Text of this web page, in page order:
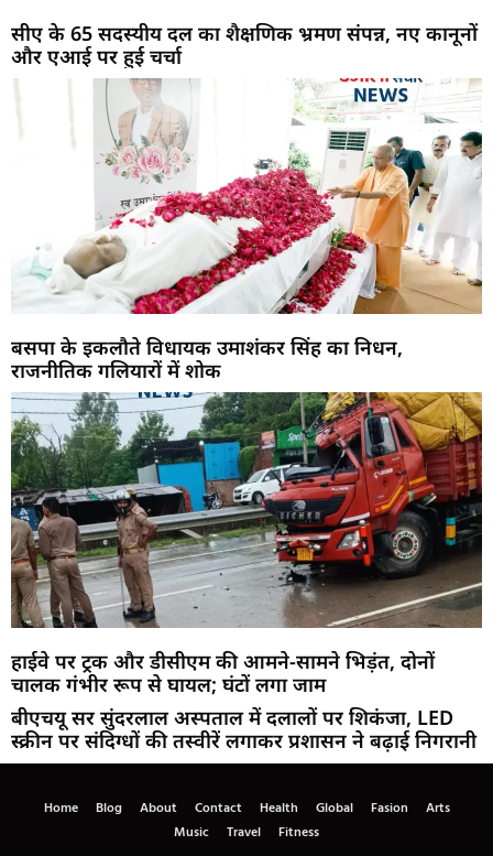
सीए के 65 सदस्यीय दल का शैक्षणिक भ्रमण संपन्न, नए कानूनों
और एआई पर हुई चर्चा
बसपा के इकलौते विधायक उमाशंकर सिंह का निधन,
राजनीतिक गलियारों में शोक
हाईवे पर ट्रक और डीसीएम की आमने-सामने भिड़ंत, दोनों
चालक गंभीर रूप से घायल; घंटों लगा जाम
बीएचयू सर सुंदरलाल अस्पताल में दलालों पर शिकंजा, LED
स्क्रीन पर संदिग्धों की तस्वीरें लगाकर प्रशासन ने बढ़ाई निगरानी
Home Blog About Contact Health Global Fasion
Arts
Music
Travel Fitness